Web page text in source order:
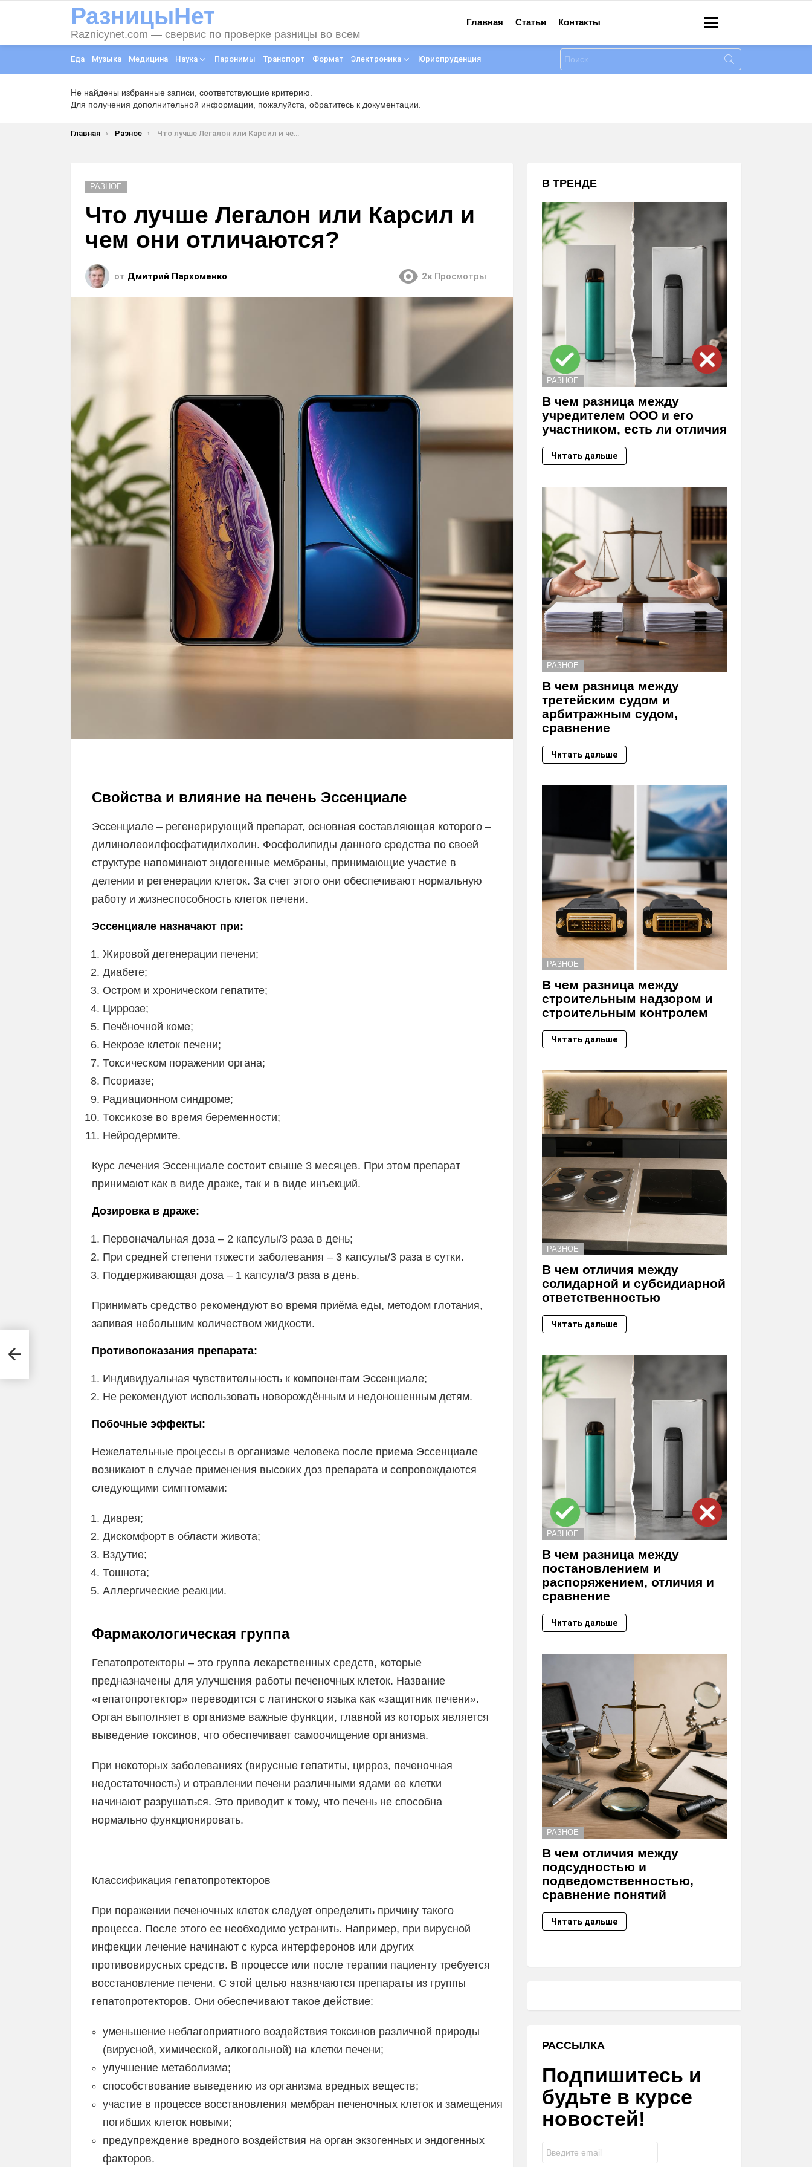
РазницыНет
Raznicynet.com — свервис по проверке разницы во всем
Главная Статьи Контакты
Еда Музыка Медицина Наука Паронимы Транспорт Формат Электроника Юриспруденция
Искать:
Не найдены избранные записи, соответствующие критерию.
Для получения дополнительной информации, пожалуйста, обратитесь к документации.
Вы здесь:
Главная Разное Что лучше Легалон или Карсил и чем они отличаются?
РАЗНОЕ
Что лучше Легалон или Карсил и
чем они отличаются?
от Дмитрий Пархоменко 2к Просмотры
Свойства и влияние на печень Эссенциале
Эссенциале – регенерирующий препарат, основная составляющая которого –
дилинолеоилфосфатидилхолин. Фосфолипиды данного средства по своей
структуре напоминают эндогенные мембраны, принимающие участие в
делении и регенерации клеток. За счет этого они обеспечивают нормальную
работу и жизнеспособность клеток печени.
Эссенциале назначают при:
Жировой дегенерации печени;
Диабете;
Остром и хроническом гепатите;
Циррозе;
Печёночной коме;
Некрозе клеток печени;
Токсическом поражении органа;
Псориазе;
Радиационном синдроме;
Токсикозе во время беременности;
Нейродермите.
Курс лечения Эссенциале состоит свыше 3 месяцев. При этом препарат
принимают как в виде драже, так и в виде инъекций.
Дозировка в драже:
Первоначальная доза – 2 капсулы/3 раза в день;
При средней степени тяжести заболевания – 3 капсулы/3 раза в сутки.
Поддерживающая доза – 1 капсула/3 раза в день.
Принимать средство рекомендуют во время приёма еды, методом глотания,
запивая небольшим количеством жидкости.
Противопоказания препарата:
Индивидуальная чувствительность к компонентам Эссенциале;
Не рекомендуют использовать новорождённым и недоношенным детям.
Побочные эффекты:
Нежелательные процессы в организме человека после приема Эссенциале
возникают в случае применения высоких доз препарата и сопровождаются
следующими симптомами:
Диарея;
Дискомфорт в области живота;
Вздутие;
Тошнота;
Аллергические реакции.
Фармакологическая группа
Гепатопротекторы – это группа лекарственных средств, которые
предназначены для улучшения работы печеночных клеток. Название
«гепатопротектор» переводится с латинского языка как «защитник печени».
Орган выполняет в организме важные функции, главной из которых является
выведение токсинов, что обеспечивает самоочищение организма.
При некоторых заболеваниях (вирусные гепатиты, цирроз, печеночная
недостаточность) и отравлении печени различными ядами ее клетки
начинают разрушаться. Это приводит к тому, что печень не способна
нормально функционировать.
Классификация гепатопротекторов
При поражении печеночных клеток следует определить причину такого
процесса. После этого ее необходимо устранить. Например, при вирусной
инфекции лечение начинают с курса интерферонов или других
противовирусных средств. В процессе или после терапии пациенту требуется
восстановление печени. С этой целью назначаются препараты из группы
гепатопротекторов. Они обеспечивают такое действие:
уменьшение неблагоприятного воздействия токсинов различной природы
(вирусной, химической, алкогольной) на клетки печени;
улучшение метаболизма;
способствование выведению из организма вредных веществ;
участие в процессе восстановления мембран печеночных клеток и замещения
погибших клеток новыми;
предупреждение вредного воздействия на орган экзогенных и эндогенных
факторов.
В ТРЕНДЕ
РАЗНОЕ
В чем разница между
учредителем ООО и его
участником, есть ли отличия
Читать дальше
РАЗНОЕ
В чем разница между
третейским судом и
арбитражным судом,
сравнение
Читать дальше
РАЗНОЕ
В чем разница между
строительным надзором и
строительным контролем
Читать дальше
РАЗНОЕ
В чем отличия между
солидарной и субсидиарной
ответственностью
Читать дальше
РАЗНОЕ
В чем разница между
постановлением и
распоряжением, отличия и
сравнение
Читать дальше
РАЗНОЕ
В чем отличия между
подсудностью и
подведомственностью,
сравнение понятий
Читать дальше
РАССЫЛКА
Подпишитесь и
будьте в курсе
новостей!